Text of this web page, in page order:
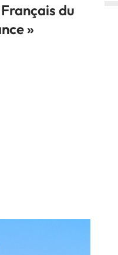
du
»